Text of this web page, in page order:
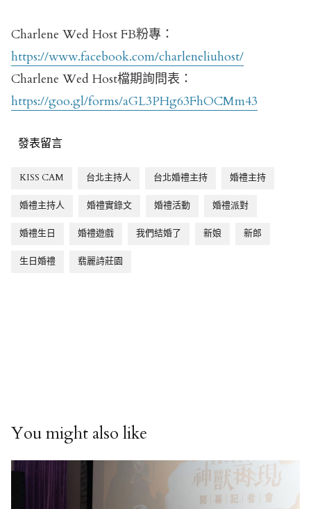
Charlene Wed Host FB粉專：
https://www.facebook.com/charleneliuhost/
Charlene Wed Host檔期詢問表：
https://goo.gl/forms/aGL3PHg63FhOCMm43
發表留言
KISS CAM 台北主持人 台北婚禮主持 婚禮主持
婚禮主持人 婚禮實錄文 婚禮活動 婚禮派對
婚禮生日 婚禮遊戲 我們結婚了 新娘 新郎
生日婚禮 翡麗詩莊園
You might also like